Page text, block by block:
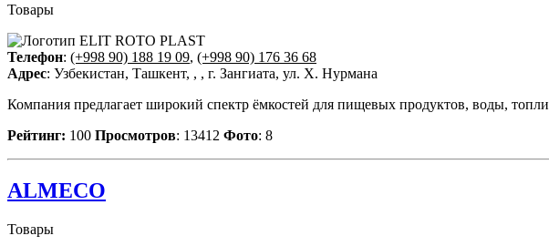
Товары
Телефон: (+998 90) 188 19 09, (+998 90) 176 36 68
Адрес: Узбекистан, Ташкент, , , г. Зангиата, ул. Х. Нурмана
Компания предлагает широкий спектр ёмкостей для пищевых продуктов, воды,
Рейтинг: 100 Просмотров: 13412 Фото: 8
ALMECO
Товары